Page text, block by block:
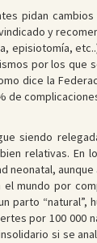
pidan
y
por los que
dice la
de
siendo
relativas. En
neonatal,
mundo por
parto “natural”,
por 100 000
si se